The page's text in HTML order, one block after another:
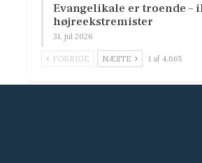
Evangelikale er troende –
højreekstremister
31. jul 2026
FORRIGE NÆSTE 1 af 4.665